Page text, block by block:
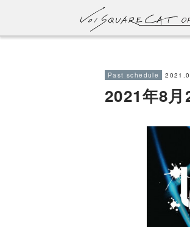
Past schedule
2021年8